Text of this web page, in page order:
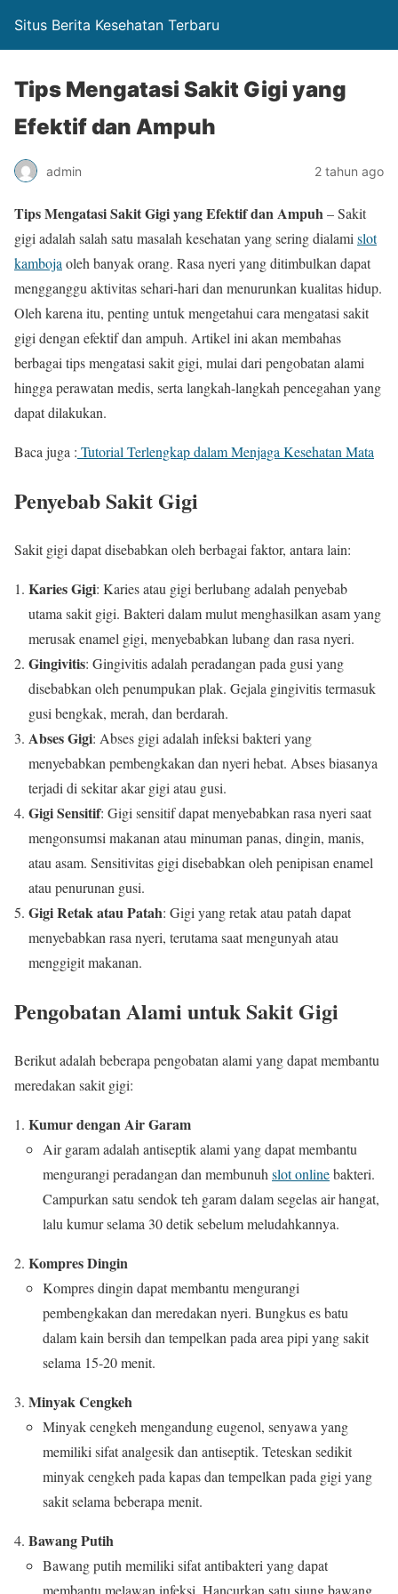
Situs Berita Kesehatan Terbaru
Tips Mengatasi Sakit Gigi yang
Efektif dan Ampuh
admin 2 tahun ago
Tips Mengatasi Sakit Gigi yang Efektif dan Ampuh– Sakit
gigi adalah salah satu masalah kesehatan yang sering dialami slot
kamboja oleh banyak orang. Rasa nyeri yang ditimbulkan dapat
mengganggu aktivitas sehari-hari dan menurunkan kualitas hidup.
Oleh karena itu, penting untuk mengetahui cara mengatasi sakit
gigi dengan efektif dan ampuh. Artikel ini akan membahas
berbagai tips mengatasi sakit gigi, mulai dari pengobatan alami
hingga perawatan medis, serta langkah-langkah pencegahan yang
dapat dilakukan.
Baca juga : Tutorial Terlengkap dalam Menjaga Kesehatan Mata
Penyebab Sakit Gigi
Sakit gigi dapat disebabkan oleh berbagai faktor, antara lain:
Karies Gigi: Karies atau gigi berlubang adalah penyebab
utama sakit gigi. Bakteri dalam mulut menghasilkan asam yang
merusak enamel gigi, menyebabkan lubang dan rasa nyeri.
Gingivitis: Gingivitis adalah peradangan pada gusi yang
disebabkan oleh penumpukan plak. Gejala gingivitis termasuk
gusi bengkak, merah, dan berdarah.
Abses Gigi: Abses gigi adalah infeksi bakteri yang
menyebabkan pembengkakan dan nyeri hebat. Abses biasanya
terjadi di sekitar akar gigi atau gusi.
Gigi Sensitif: Gigi sensitif dapat menyebabkan rasa nyeri saat
mengonsumsi makanan atau minuman panas, dingin, manis,
atau asam. Sensitivitas gigi disebabkan oleh penipisan enamel
atau penurunan gusi.
Gigi Retak atau Patah: Gigi yang retak atau patah dapat
menyebabkan rasa nyeri, terutama saat mengunyah atau
menggigit makanan.
Pengobatan Alami untuk Sakit Gigi
Berikut adalah beberapa pengobatan alami yang dapat membantu
meredakan sakit gigi:
Kumur dengan Air Garam
Air garam adalah antiseptik alami yang dapat membantu
mengurangi peradangan dan membunuh slot onlinebakteri.
Campurkan satu sendok teh garam dalam segelas air hangat,
lalu kumur selama 30 detik sebelum meludahkannya.
Kompres Dingin
Kompres dingin dapat membantu mengurangi
pembengkakan dan meredakan nyeri. Bungkus es batu
dalam kain bersih dan tempelkan pada area pipi yang sakit
selama 15-20 menit.
Minyak Cengkeh
Minyak cengkeh mengandung eugenol, senyawa yang
memiliki sifat analgesik dan antiseptik. Teteskan sedikit
minyak cengkeh pada kapas dan tempelkan pada gigi yang
sakit selama beberapa menit.
Bawang Putih
Bawang putih memiliki sifat antibakteri yang dapat
membantu melawan infeksi. Hancurkan satu siung bawang